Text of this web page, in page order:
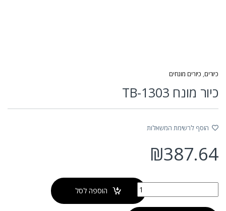
כיורים, כיורים מונחים
כיור מונח TB-1303
הוסף לרשימת המשאלות
₪387.64
הוספה לסל